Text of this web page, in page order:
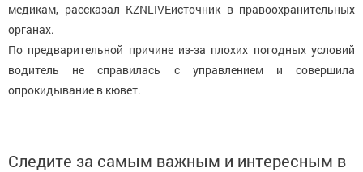
медикам, рассказал KZNLIVEисточник в правоохранительных
органах.
По предварительной причине из-за плохих погодных условий
водитель не справилась с управлением и совершила
опрокидывание в кювет.
Следите за самым важным и интересным в